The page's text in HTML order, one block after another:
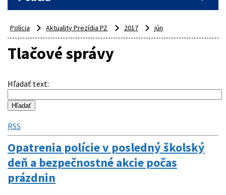
Polícia Aktuality Prezídia PZ 2017 jún
Tlačové správy
Hľadať text:
RSS
Opatrenia polície v posledný školský
deň a bezpečnostné akcie počas
prázdnin